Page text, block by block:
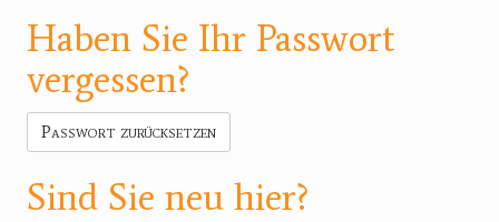
Haben Sie Ihr Passwort
vergessen?
Passwort zurücksetzen
Sind Sie neu hier?